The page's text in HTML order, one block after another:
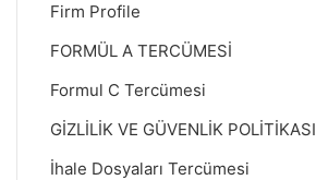
Firm Profile
FORMÜL A TERCÜMESİ
Formul C Tercümesi
GİZLİLİK VE GÜVENLİK POLİTİKASI
İhale Dosyaları Tercümesi